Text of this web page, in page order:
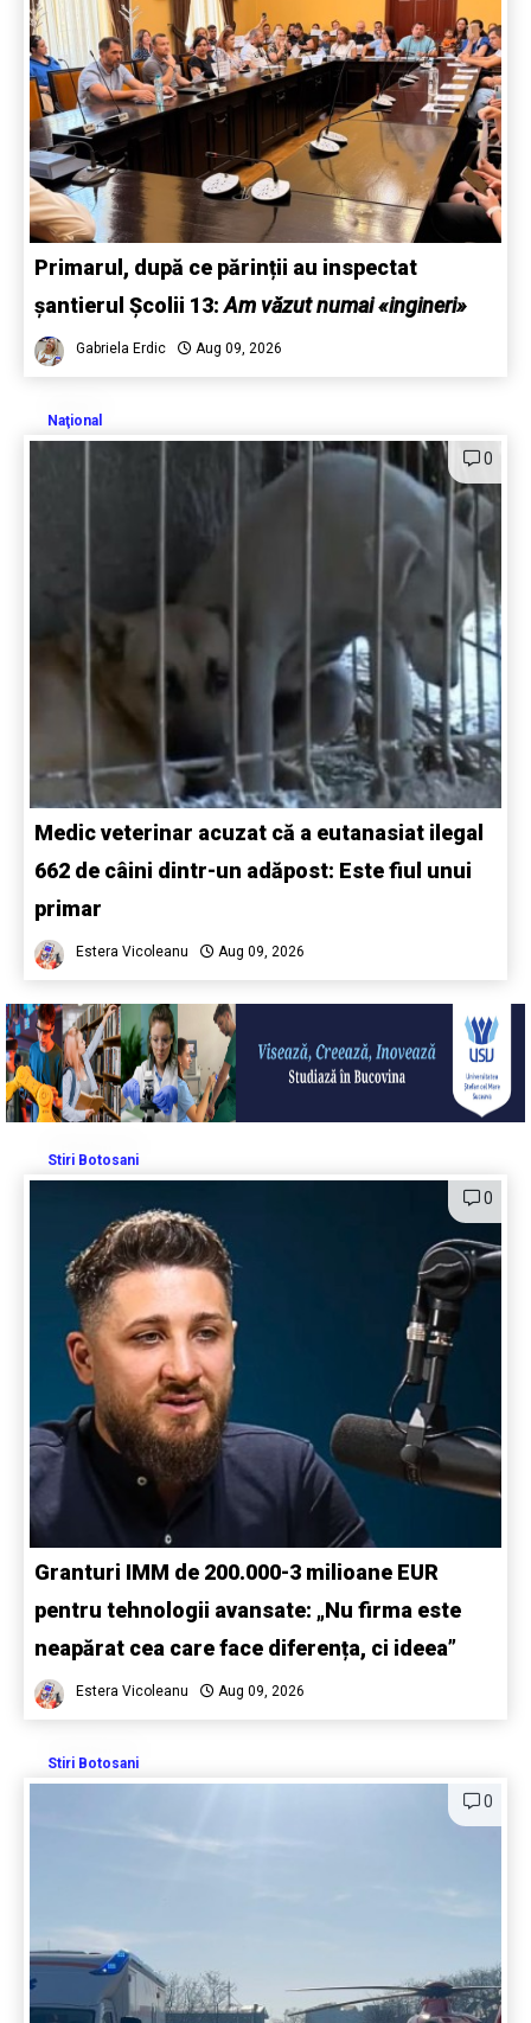
Primarul, după ce părinții au inspectat
șantierul Școlii 13:Am văzut numai «ingineri»
Gabriela Erdic Aug 09, 2026
Naţional
0
Medic veterinar acuzat că a eutanasiat ilegal
662 de câini dintr-un adăpost: Este fiul unui
primar
Estera Vicoleanu Aug 09, 2026
Stiri Botosani
0
Granturi IMM de 200.000-3 milioane EUR
pentru tehnologii avansate: „Nu firma este
neapărat cea care face diferența, ci ideea”
Estera Vicoleanu Aug 09, 2026
Stiri Botosani
0